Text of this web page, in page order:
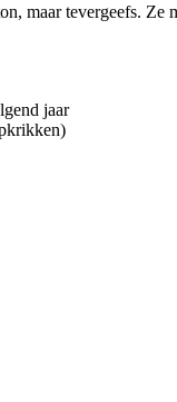
maar tevergeefs.
jaar